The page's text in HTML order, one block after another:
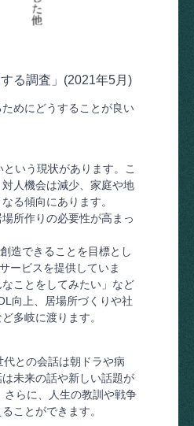
る調査」(2021年5月)
めにどうすることが良い
いう現状があります。こ
人機会は減少、家庭や地
る傾向にあります。
所作りの必要性が高まっ
造できることを目標とし
ービスを提供していま
ことをしてみたい」など
向上、居場所づくりや社
多岐に渡ります。
との会話は朝ドラや病
未来の話や新しい話題が
らに、人生の教訓や戦争
ことができます。